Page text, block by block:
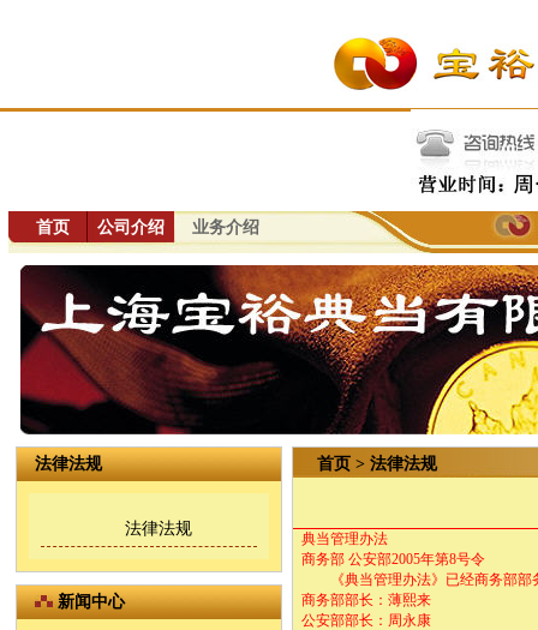
首页 公司介绍 业务介绍
法律法规
法律法规
新闻中心
首页 > 法律法规
典当管理办法
商务部 公安部2005年第8号令
《典当管理办法》已经商务部部
商务部部长：薄熙来
公安部部长：周永康